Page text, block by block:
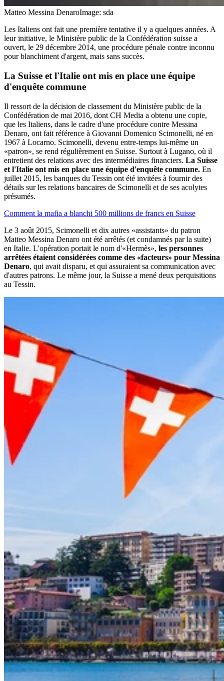
Matteo Messina DenaroImage: sda
Les Italiens ont fait une première tentative il y a quelques années. A
leur initiative, le Ministère public de la Confédération suisse a
ouvert, le 29 décembre 2014, une procédure pénale contre inconnu
pour blanchiment d'argent, mais sans succès.
La Suisse et l'Italie ont mis en place une équipe
d'enquête commune
Il ressort de la décision de classement du Ministère public de la
Confédération de mai 2016, dont CH Media a obtenu une copie,
que les Italiens, dans le cadre d'une procédure contre Messina
Denaro, ont fait référence à Giovanni Domenico Scimonelli, né en
1967 à Locarno. Scimonelli, devenu entre-temps lui-même un
«patron», se rend régulièrement en Suisse. Surtout à Lugano, où il
entretient des relations avec des intermédiaires financiers. La Suisse
et l'Italie ont mis en place une équipe d'enquête commune. En
juillet 2015, les banques du Tessin ont été invitées à fournir des
détails sur les relations bancaires de Scimonelli et de ses acolytes
présumés.
Comment la mafia a blanchi 500 millions de francs en Suisse
Le 3 août 2015, Scimonelli et dix autres «assistants» du patron
Matteo Messina Denaro ont été arrêtés (et condamnés par la suite)
en Italie. L'opération portait le nom d'«Hermès», les personnes
arrêtées étaient considérées comme des «facteurs» pour Messina
Denaro, qui avait disparu, et qui assuraient sa communication avec
d'autres patrons. Le même jour, la Suisse a mené deux perquisitions
au Tessin.